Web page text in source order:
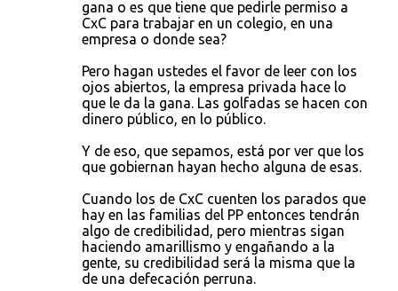
gana o es que tiene que pedirle permiso a
CxC para trabajar en un colegio, en una
empresa o donde sea?
Pero hagan ustedes el favor de leer con los
ojos abiertos, la empresa privada hace lo
que le da la gana. Las golfadas se hacen con
dinero público, en lo público.
Y de eso, que sepamos, está por ver que los
que gobiernan hayan hecho alguna de esas.
Cuando los de CxC cuenten los parados que
hay en las familias del PP entonces tendrán
algo de credibilidad, pero mientras sigan
haciendo amarillismo y engañando a la
gente, su credibilidad será la misma que la
de una defecación perruna.